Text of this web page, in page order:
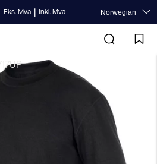
Eks. Mva | Inkl. Mva Norwegian